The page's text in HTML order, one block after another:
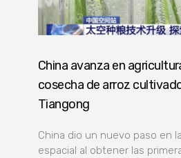
China avanza en
cosecha de arroz
Tiangong
China dio un nuevo paso en
espacial al obtener las